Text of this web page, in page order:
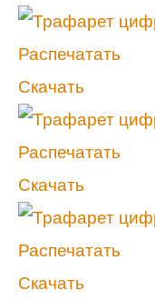
Распечатать
Скачать
Распечатать
Скачать
Распечатать
Скачать